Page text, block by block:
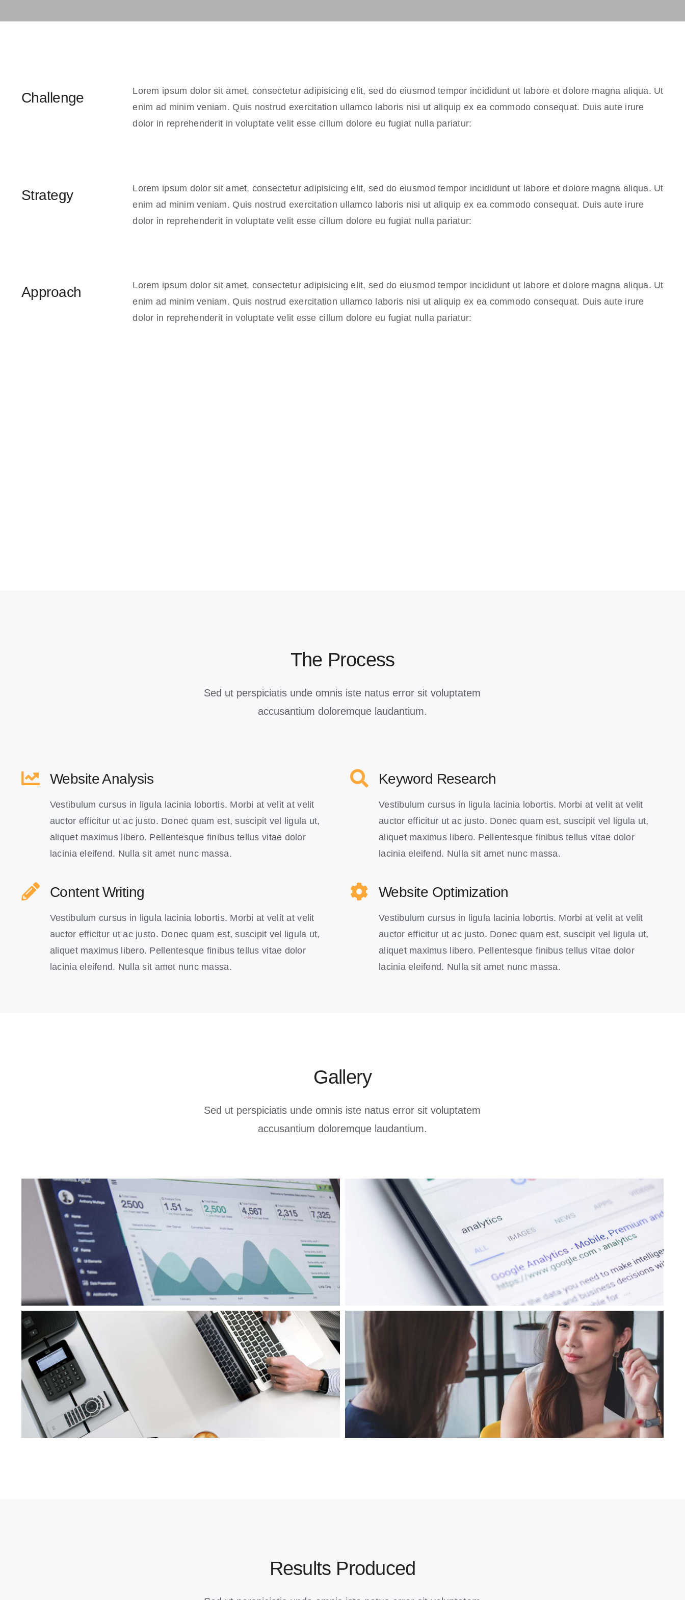
Challenge
Lorem ipsum dolor sit amet, consectetur adipisicing elit, sed do eiusmod tempor incididunt ut labore et dolore magna aliqua. Ut
enim ad minim veniam. Quis nostrud exercitation ullamco laboris nisi ut aliquip ex ea commodo consequat. Duis aute irure
dolor in reprehenderit in voluptate velit esse cillum dolore eu fugiat nulla pariatur:
Strategy
Lorem ipsum dolor sit amet, consectetur adipisicing elit, sed do eiusmod tempor incididunt ut labore et dolore magna aliqua. Ut
enim ad minim veniam. Quis nostrud exercitation ullamco laboris nisi ut aliquip ex ea commodo consequat. Duis aute irure
dolor in reprehenderit in voluptate velit esse cillum dolore eu fugiat nulla pariatur:
Approach
Lorem ipsum dolor sit amet, consectetur adipisicing elit, sed do eiusmod tempor incididunt ut labore et dolore magna aliqua. Ut
enim ad minim veniam. Quis nostrud exercitation ullamco laboris nisi ut aliquip ex ea commodo consequat. Duis aute irure
dolor in reprehenderit in voluptate velit esse cillum dolore eu fugiat nulla pariatur:
The Process
Sed ut perspiciatis unde omnis iste natus error sit voluptatem
accusantium doloremque laudantium.
Website Analysis
Vestibulum cursus in ligula lacinia lobortis. Morbi at velit at velit
auctor efficitur ut ac justo. Donec quam est, suscipit vel ligula ut,
aliquet maximus libero. Pellentesque finibus tellus vitae dolor
lacinia eleifend. Nulla sit amet nunc massa.
Keyword Research
Vestibulum cursus in ligula lacinia lobortis. Morbi at velit at velit
auctor efficitur ut ac justo. Donec quam est, suscipit vel ligula ut,
aliquet maximus libero. Pellentesque finibus tellus vitae dolor
lacinia eleifend. Nulla sit amet nunc massa.
Content Writing
Vestibulum cursus in ligula lacinia lobortis. Morbi at velit at velit
auctor efficitur ut ac justo. Donec quam est, suscipit vel ligula ut,
aliquet maximus libero. Pellentesque finibus tellus vitae dolor
lacinia eleifend. Nulla sit amet nunc massa.
Website Optimization
Vestibulum cursus in ligula lacinia lobortis. Morbi at velit at velit
auctor efficitur ut ac justo. Donec quam est, suscipit vel ligula ut,
aliquet maximus libero. Pellentesque finibus tellus vitae dolor
lacinia eleifend. Nulla sit amet nunc massa.
Gallery
Sed ut perspiciatis unde omnis iste natus error sit voluptatem
accusantium doloremque laudantium.
Results Produced